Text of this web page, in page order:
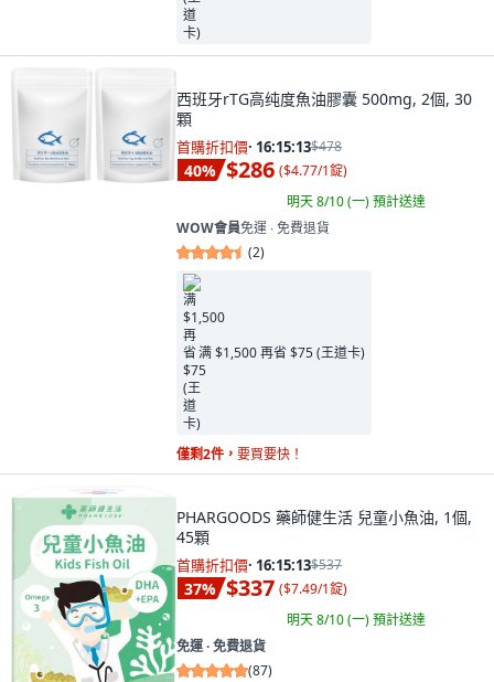
西班牙rTG高纯度魚油膠囊 500mg, 2個, 30
顆
首購折扣價· 16:15:11$478
40% $286 ($4.77/1錠)
明天 8/10 (一)預計送達
WOW會員免運 ∙ 免費退貨
(2)
满 $1,500 再省 $75 (王道卡)
僅剩2件， 要買要快！
PHARGOODS 藥師健生活 兒童小魚油, 1個,
45顆
首購折扣價· 16:15:11$537
37% $337 ($7.49/1錠)
明天 8/10 (一)預計送達
免運 ∙ 免費退貨
(87)